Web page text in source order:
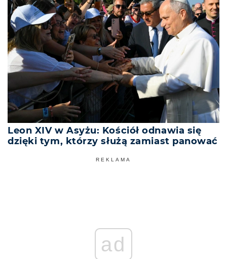
Leon XIV w Asyżu: Kościół odnawia się
dzięki tym, którzy służą zamiast panować
REKLAMA
ad